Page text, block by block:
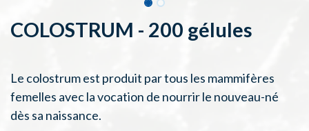
COLOSTRUM - 200 gélules
Le colostrum est produit par tous les mammifères
femelles avec la vocation de nourrir le nouveau-né
dès sa naissance.